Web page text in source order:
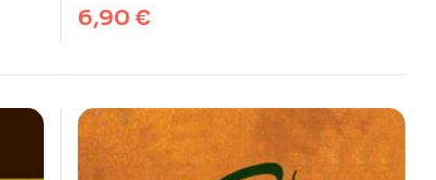
6,90 €